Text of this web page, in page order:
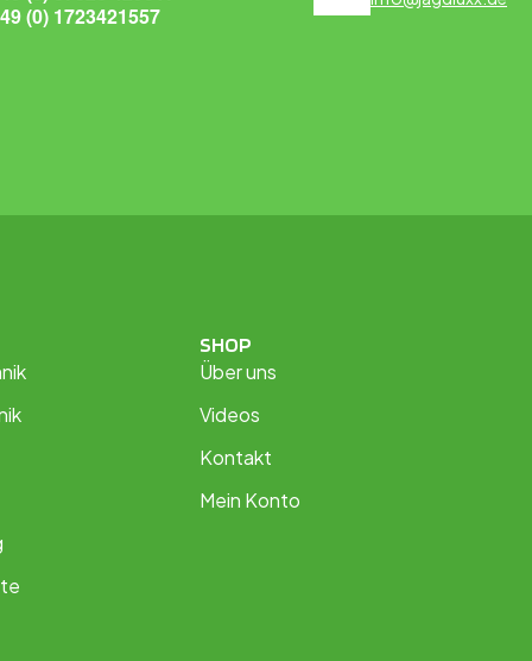
(0) 1723421557
SHOP
Über uns
Videos
Kontakt
Mein Konto